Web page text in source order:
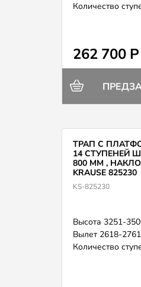
Количество
262 700 Р
ТРАП С
14 СТУПЕНЕЙ
800 ММ ,
KRAUSE 825230
KS-825230
Высота 3251-
Вылет 2618-
Количество